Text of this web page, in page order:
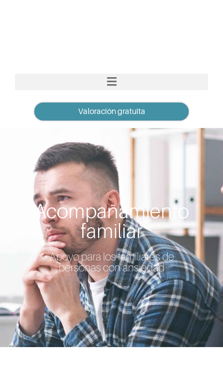
Valoración gratuita
Acompañamiento
familiar
Apoyo para los familiares de
personas con ansiedad